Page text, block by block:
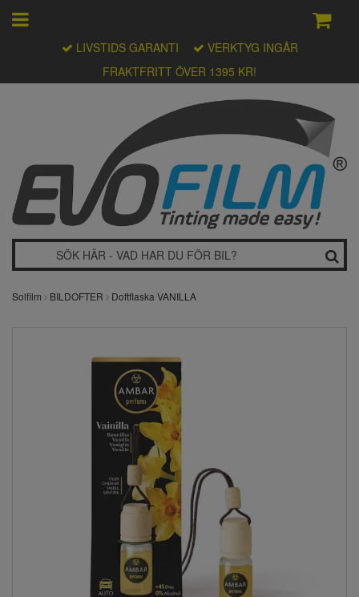
FRAKTFRITT ÖVER 1395 KR!
LIVSTIDS GARANTI VERKTYG INGÅR
Solfilm BILDOFTER Doftflaska VANILLA